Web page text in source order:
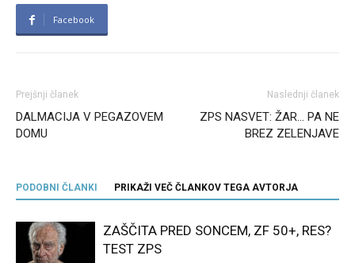
Facebook
Prejšnji članek
DALMACIJA V PEGAZOVEM
DOMU
Naslednji članek
ZPS NASVET: ŽAR… PA NE
BREZ ZELENJAVE
PODOBNI ČLANKI PRIKAŽI VEČ ČLANKOV TEGA AVTORJA
ZAŠČITA PRED SONCEM, ZF 50+, RES?
TEST ZPS